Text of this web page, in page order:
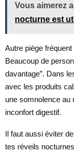
Vous aimerez
nocturne est
Autre piège
Beaucoup de
davantage”. Dans
avec les produits
une somnolence au
inconfort digestif.
Il faut aussi éviter
tes réveils